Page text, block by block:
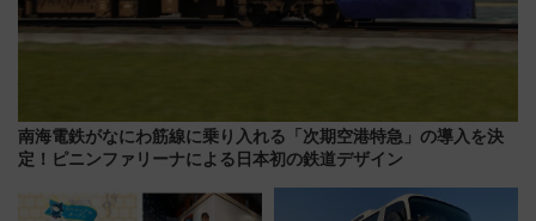
南海電鉄がなにわ筋線に乗り入れる「次期空港特急」の導入を決
定！ピニンファリーナによる日本初の鉄道デザイン